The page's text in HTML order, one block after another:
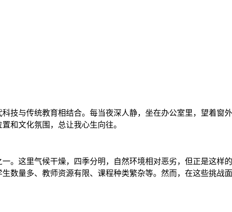
技与传统教育相结合。每当夜深人静，坐在办公室里，望着
和文化氛围，总让我心生向往。
。这里气候干燥，四季分明，自然环境相对恶劣，但正是这样
数量多、教师资源有限、课程种类繁杂等。然而，在这些挑